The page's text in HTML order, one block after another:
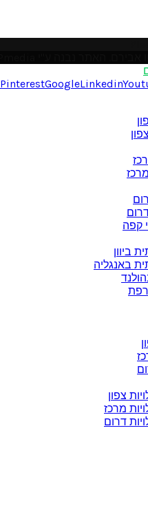
PinterestGoogleLinkedin
קפה
ביוון
באנגליה
צפון
מרכז
דרום